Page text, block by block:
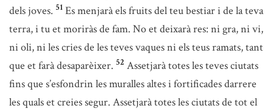
dels joves. 51 Es menjarà els fruits del teu bestiar i de la teva
terra, i tu et moriràs de fam. No et deixarà res: ni gra, ni vi,
ni oli, ni les cries de les teves vaques ni els teus ramats, tant
que et farà desaparèixer. 52 Assetjarà totes les teves ciutats
fins que s’esfondrin les muralles altes i fortificades darrere
les quals et creies segur. Assetjarà totes les ciutats de tot el